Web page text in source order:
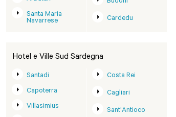
Santa Maria
Navarrese
Cardedu
Hotel e Ville Sud Sardegna
Santadi
Capoterra
Villasimius
Costa Rei
Cagliari
Sant'Antioco